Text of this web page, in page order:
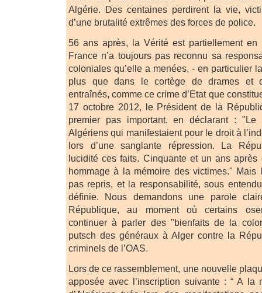
Algérie. Des centaines perdirent la vie,
d’une brutalité extrêmes des forces de police.
56 ans après, la Vérité est partiellement en
France n’a toujours pas reconnu sa
coloniales qu’elle a menées, - en particulier
plus que dans le cortège de drames et
entraînés, comme ce crime d’Etat que
17 octobre 2012, le Président de la
premier pas important, en déclarant :
Algériens qui manifestaient pour le droit à
lors d’une sanglante répression. La
lucidité ces faits. Cinquante et un ans après
hommage à la mémoire des victimes." Mais
pas repris, et la responsabilité, sous
définie. Nous demandons une parole
République, au moment où certains
continuer à parler des "bienfaits de la
putsch des généraux à Alger contre la
criminels de l’OAS.
Lors de ce rassemblement, une nouvelle
apposée avec l’inscription suivante : “ A la